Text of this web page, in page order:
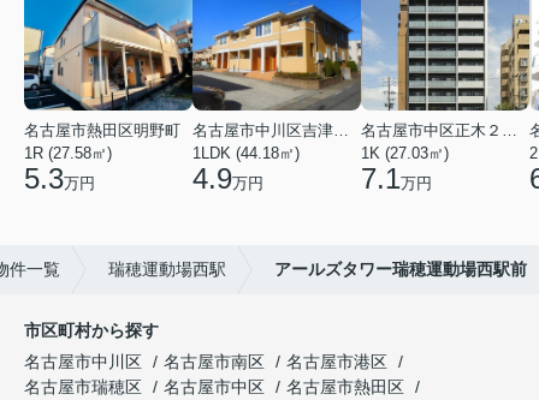
名古屋市熱田区明野町
1R (27.58㎡)
5.3万円
1LDK (44.18㎡)
4.9万円
1K (27.03㎡)
7.1万円
件一覧 瑞穂運動場西駅 アールズタワー瑞穂運動場西駅前
市区町村から探す
名古屋市中川区
名古屋市南区
名古屋市港区
名古屋市瑞穂区
名古屋市中区
名古屋市熱田区